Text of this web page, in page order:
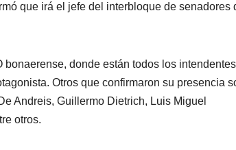
que irá el jefe del interbloque de senadores
donde están todos los
Otros que confirmaron su presencia
Andreis, Guillermo Dietrich, Luis Miguel
otros.